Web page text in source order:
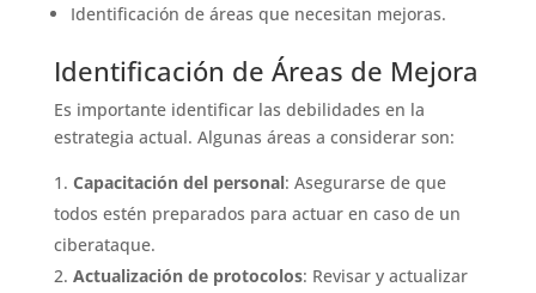
Identificación de áreas que necesitan mejoras.
Identificación de Áreas de Mejora
Es importante identificar las debilidades en la
estrategia actual. Algunas áreas a considerar son:
Capacitación del personal: Asegurarse de que
todos estén preparados para actuar en caso de un
ciberataque.
Actualización de protocolos: Revisar y actualizar